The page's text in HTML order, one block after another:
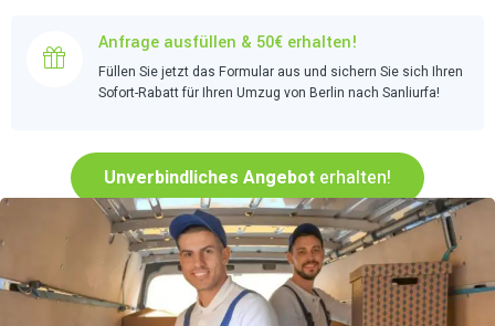
Anfrage ausfüllen & 50€ erhalten!
Füllen Sie jetzt das Formular aus und sichern Sie sich Ihren
Sofort-Rabatt für Ihren Umzug von Berlin nach Sanliurfa!
Unverbindliches Angebot erhalten!